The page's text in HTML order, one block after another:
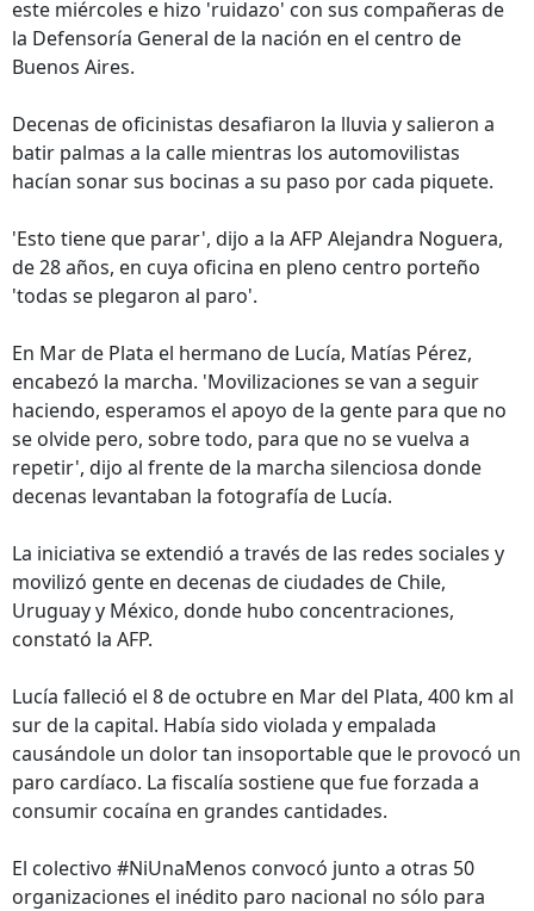
este miércoles e hizo 'ruidazo' con sus compañeras de
la Defensoría General de la nación en el centro de
Buenos Aires.
Decenas de oficinistas desafiaron la lluvia y salieron a
batir palmas a la calle mientras los automovilistas
hacían sonar sus bocinas a su paso por cada piquete.
'Esto tiene que parar', dijo a la AFP Alejandra Noguera,
de 28 años, en cuya oficina en pleno centro porteño
'todas se plegaron al paro'.
En Mar de Plata el hermano de Lucía, Matías Pérez,
encabezó la marcha. 'Movilizaciones se van a seguir
haciendo, esperamos el apoyo de la gente para que no
se olvide pero, sobre todo, para que no se vuelva a
repetir', dijo al frente de la marcha silenciosa donde
decenas levantaban la fotografía de Lucía.
La iniciativa se extendió a través de las redes sociales y
movilizó gente en decenas de ciudades de Chile,
Uruguay y México, donde hubo concentraciones,
constató la AFP.
Lucía falleció el 8 de octubre en Mar del Plata, 400 km al
sur de la capital. Había sido violada y empalada
causándole un dolor tan insoportable que le provocó un
paro cardíaco. La fiscalía sostiene que fue forzada a
consumir cocaína en grandes cantidades.
El colectivo #NiUnaMenos convocó junto a otras 50
organizaciones el inédito paro nacional no sólo para